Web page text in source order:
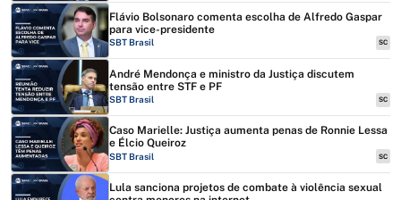
Flávio Bolsonaro comenta escolha de Alfredo Gaspar
para vice-presidente
SBT Brasil SC
André Mendonça e ministro da Justiça discutem
tensão entre STF e PF
SBT Brasil SC
Caso Marielle: Justiça aumenta penas de Ronnie Lessa
e Élcio Queiroz
SBT Brasil SC
Lula sanciona projetos de combate à violência sexual